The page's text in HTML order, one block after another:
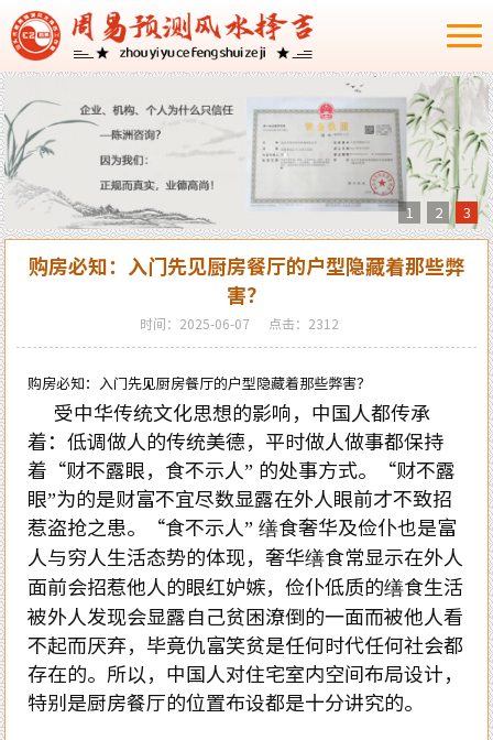
1 2 3
购房必知：入门先见厨房餐厅的户型隐藏着那些弊
害？
时间：2025-06-07 点击：2312
购房必知：入门先见厨房餐厅的户型隐藏着那些弊害？
受中华传统文化思想的影响，中国人都传承
着：低调做人的传统美德，平时做人做事都保持
着“财不露眼，食不示人” 的处事方式。“财不露
眼”为的是财富不宜尽数显露在外人眼前才不致招
惹盗抢之患。“食不示人” 缮食奢华及俭仆也是富
人与穷人生活态势的体现，奢华缮食常显示在外人
面前会招惹他人的眼红妒嫉，俭仆低质的缮食生活
被外人发现会显露自己贫困潦倒的一面而被他人看
不起而厌弃，毕竟仇富笑贫是任何时代任何社会都
存在的。所以，中国人对住宅室内空间布局设计，
特别是厨房餐厅的位置布设都是十分讲究的。